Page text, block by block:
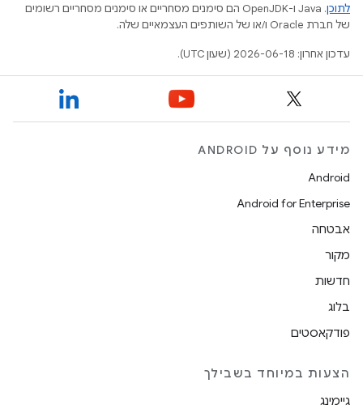
לתוכן
.‏ Java ו-OpenJDK הם סימנים מסחריים או סימנים מסחריים רשומים
של חברת Oracle ו/או של השותפים העצמאיים שלה.
עדכון אחרון: 2026-06-18 (שעון UTC).
מידע נוסף על ANDROID
Android
Android for Enterprise
אבטחה
מקור
חדשות
בלוג
פודקאסטים
הצעות במיוחד בשבילך
גיימינג